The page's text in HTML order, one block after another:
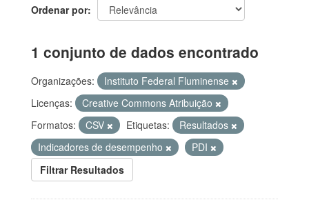
Ordenar por
1 conjunto de dados encontrado
Organizações:
Instituto Federal Fluminense
Licenças:
Creative Commons Atribuição
Formatos:
CSV Etiquetas:
Resultados
Indicadores de desempenho
PDI
Filtrar Resultados